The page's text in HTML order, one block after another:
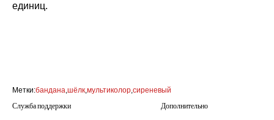
единиц.
Метки:бандана,шёлк,мультиколор,сиреневый
Служба поддержки Дополнительно